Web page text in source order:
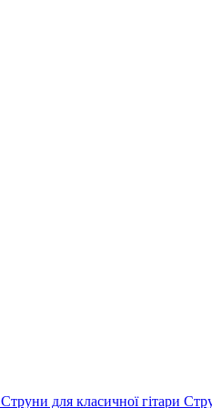
Струни для класичної гітари